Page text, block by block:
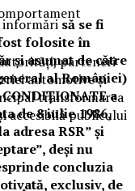
informări să se fi
folosite în
și asumat de către
al României)
a
de 8 iulie 1986,
adresa RSR” și
deși nu
concluzia
exclusiv, de
parteneri
automotive și
transformarea
accesibilă publicului